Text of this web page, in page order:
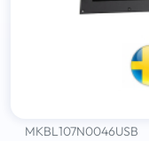
MKBL107N0046USB